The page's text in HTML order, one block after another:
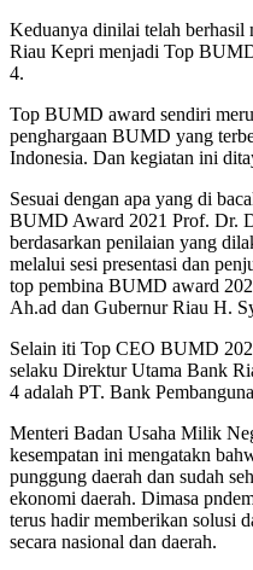
Keduanya dinilai telah berhasil
Riau Kepri menjadi Top
4.
Top BUMD award sendiri
penghargaan BUMD yang
Indonesia. Dan kegiatan ini
Sesuai dengan apa yang di
BUMD Award 2021 Prof. Dr.
berdasarkan penilaian yang
melalui sesi presentasi dan
top pembina BUMD award
Ah.ad dan Gubernur Riau H.
Selain iti Top CEO BUMD
selaku Direktur Utama Bank
4 adalah PT. Bank
Menteri Badan Usaha Milik
kesempatan ini mengatakn
punggung daerah dan sudah
ekonomi daerah. Dimasa
terus hadir memberikan solusi
secara nasional dan daerah.